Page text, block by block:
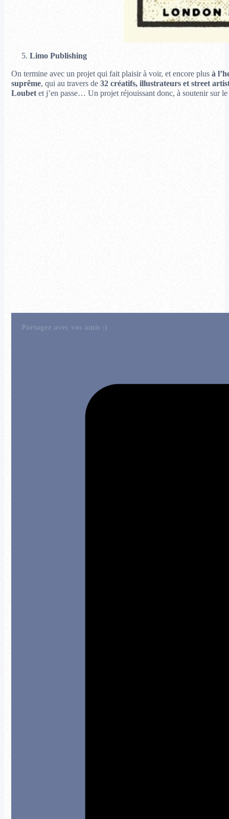
5. Limo Publishing
On termine avec un projet qui fait plaisir à voir, et encore plus à
suprême, qui au travers de 32 créatifs, illustrateurs et street
Loubetet j’en passe… Un projet réjouissant donc, à soutenir sur le
Partagez avec vos amis :)